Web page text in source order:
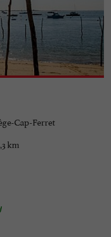
Cap-Ferret
km